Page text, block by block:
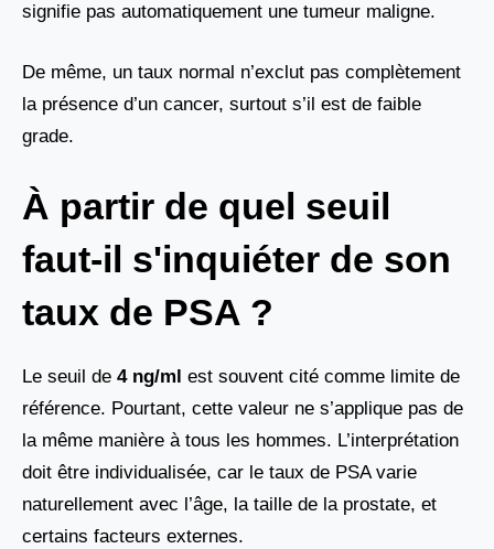
signifie pas automatiquement une tumeur maligne.
De même, un taux normal n’exclut pas complètement
la présence d’un cancer, surtout s’il est de faible
grade.
À partir de quel seuil
faut-il s'inquiéter de son
taux de PSA ?
Le seuil de 4 ng/ml est souvent cité comme limite de
référence. Pourtant, cette valeur ne s’applique pas de
la même manière à tous les hommes. L’interprétation
doit être individualisée, car le taux de PSA varie
naturellement avec l’âge, la taille de la prostate, et
certains facteurs externes.